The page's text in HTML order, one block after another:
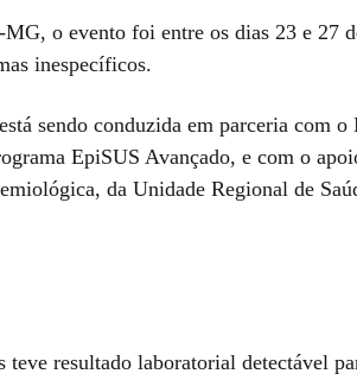
MG, o evento foi entre os dias 23 e 27
inespecíficos.
sendo conduzida em parceria com
EpiSUS Avançado, e com o
da Unidade Regional de
teve resultado laboratorial detectável